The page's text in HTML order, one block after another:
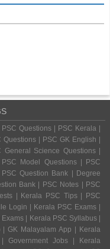
Questions | PSC Kerala |
Questions | PSC GK English |
Science Questions |
Model Questions | PSC
Question Bank | Degree
Bank | PSC Notes | PSC
| Kerala PSC Tips | PSC
Login | Kerala PSC Exams |
| Kerala PSC Syllabus |
GK Malayalam App | Kerala
Government Jobs | Kerala